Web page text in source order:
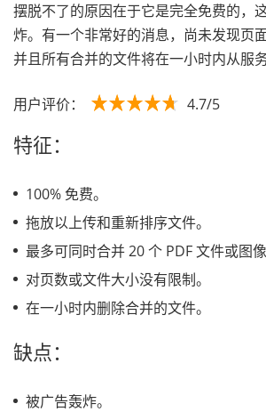
摆脱不了的原因在于它是完全免费的，
炸。有一个非常好的消息，尚未发现页
并且所有合并的文件将在一小时内从服
用户评价： 4.7/5
特征：
100% 免费。
拖放以上传和重新排序文件。
最多可同时合并 20 个 PDF 文件或图像
对页数或文件大小没有限制。
在一小时内删除合并的文件。
缺点：
被广告轰炸。